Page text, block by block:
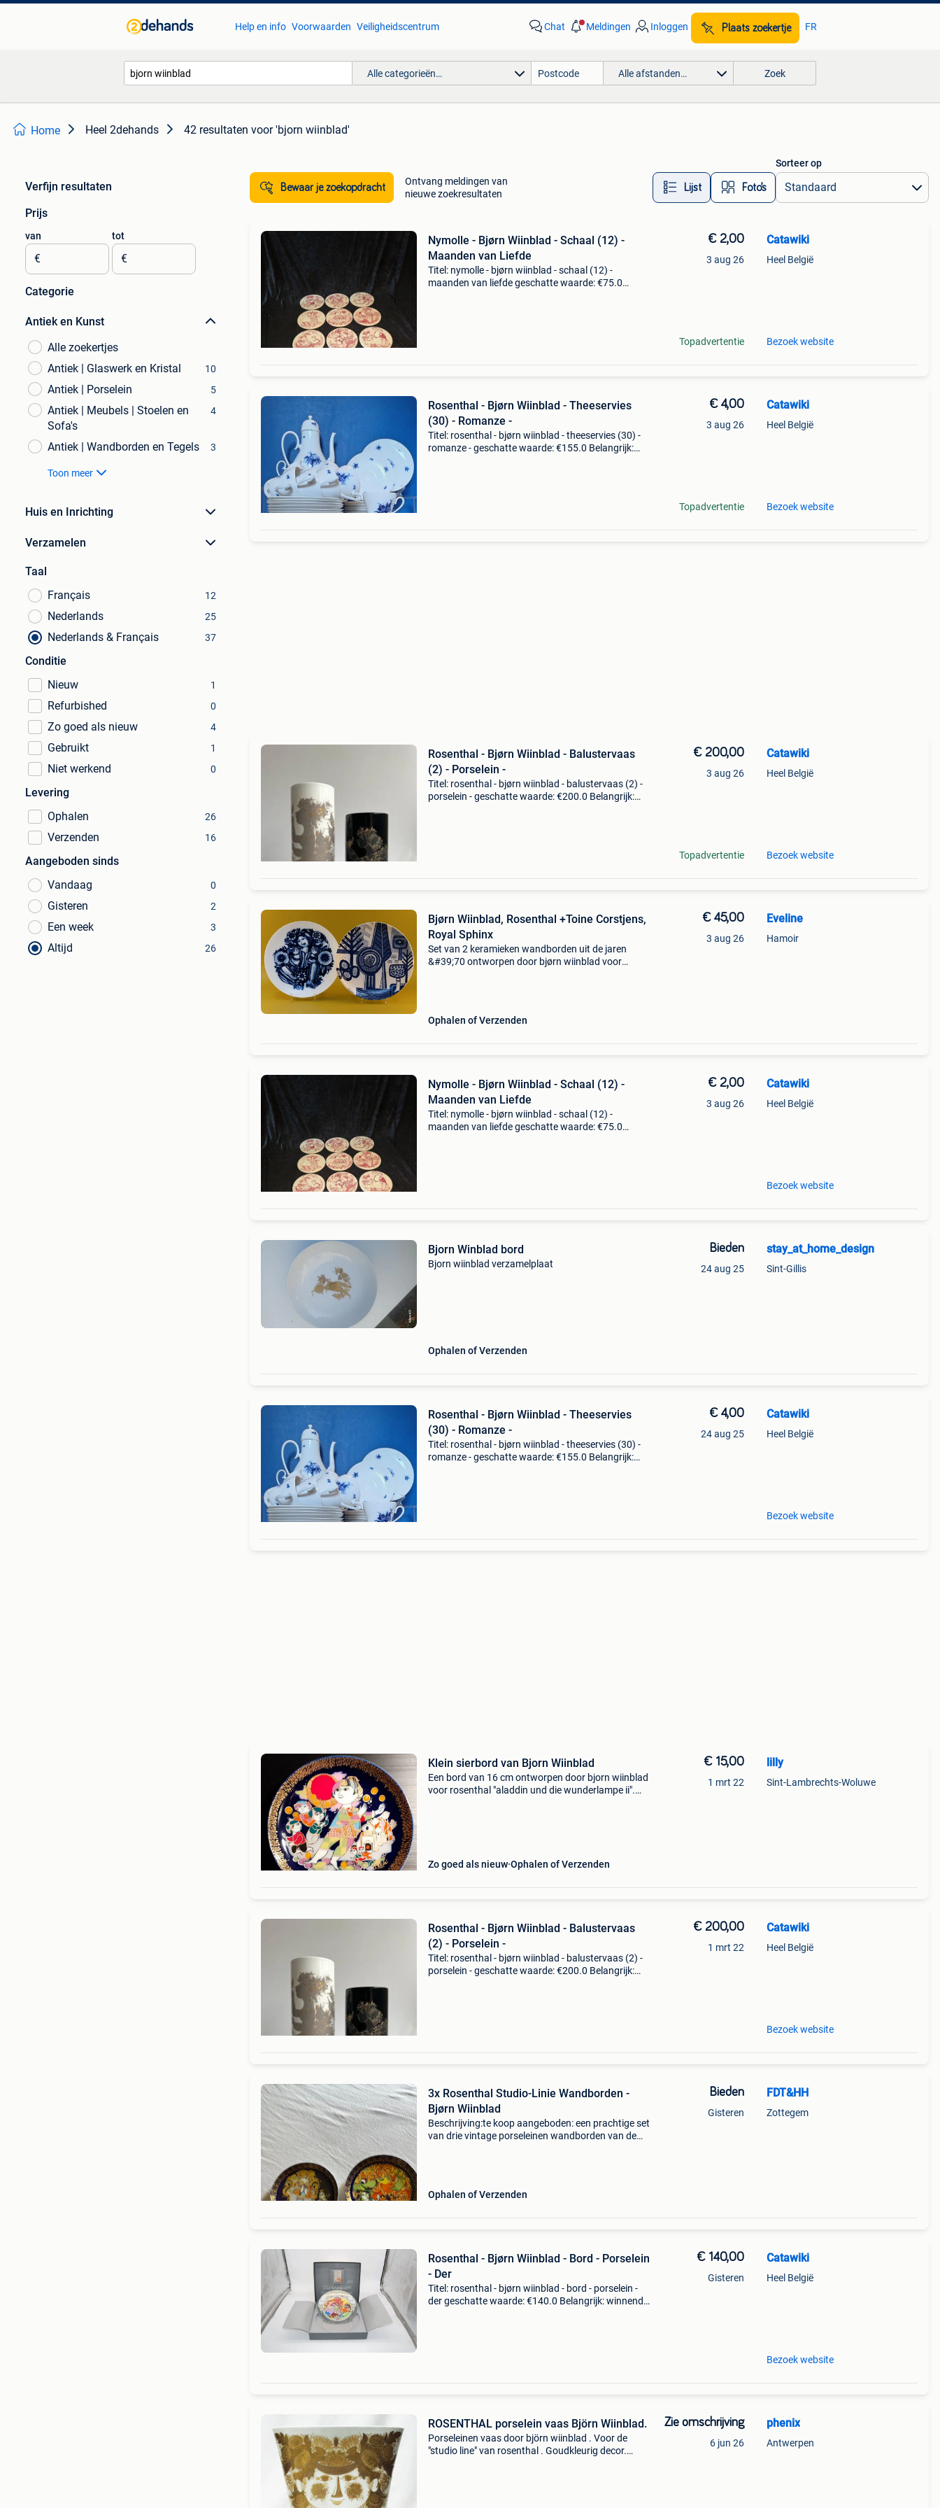
Help en info Voorwaarden Veiligheidscentrum Chat Meldingen Inloggen Plaats zoekertje FR
Alle categorieën… Alle afstanden… Zoek
Home Heel 2dehands 42 resultaten voor 'bjorn wiinblad'
Verfijn resultaten
Prijs
van
€
tot
€
Categorie
Antiek en Kunst
Alle zoekertjes
Antiek | Glaswerk en Kristal
10
Antiek | Porselein 5
Antiek | Meubels | Stoelen en
Sofa's
4
Antiek | Wandborden en Tegels 3
Toon meer
Huis en Inrichting
Verzamelen
Taal
Français
12
Nederlands 25
Nederlands & Français 37
Conditie
Nieuw
1
Refurbished 0
Zo goed als nieuw 4
Gebruikt 1
Niet werkend 0
Levering
Ophalen
26
Verzenden 16
Aangeboden sinds
Vandaag
0
Gisteren 2
Een week 3
Altijd 26
Bewaar je zoekopdracht
Ontvang meldingen van
nieuwe zoekresultaten
Lijst Foto’s
Sorteer op
Nymolle - Bjørn Wiinblad - Schaal (12) -
Maanden van Liefde
Titel: nymolle - bjørn wiinblad - schaal (12) -
maanden van liefde geschatte waarde: €75.0
€ 2,00
3 aug 26
Topadvertentie
Catawiki
Heel België
Bezoek website
Rosenthal - Bjørn Wiinblad - Theeservies
(30) - Romanze -
Titel: rosenthal - bjørn wiinblad - theeservies (30) -
romanze - geschatte waarde: €155.0 Belangrijk:
€ 4,00
3 aug 26
Topadvertentie
Catawiki
Heel België
Bezoek website
Rosenthal - Bjørn Wiinblad - Balustervaas
(2) - Porselein -
Titel: rosenthal - bjørn wiinblad - balustervaas (2) -
porselein - geschatte waarde: €200.0 Belangrijk:
€ 200,00
3 aug 26
Topadvertentie
Catawiki
Heel België
Bezoek website
Bjørn Wiinblad, Rosenthal +Toine Corstjens,
Royal Sphinx
Set van 2 keramieken wandborden uit de jaren
&#39;70 ontworpen door bjørn wiinblad voor
Ophalen of Verzenden
€ 45,00
3 aug 26
Eveline
Hamoir
Nymolle - Bjørn Wiinblad - Schaal (12) -
Maanden van Liefde
Titel: nymolle - bjørn wiinblad - schaal (12) -
maanden van liefde geschatte waarde: €75.0
€ 2,00
3 aug 26
Catawiki
Heel België
Bezoek website
Bjorn Winblad bord
Bjorn wiinblad verzamelplaat
Ophalen of Verzenden
Bieden
24 aug 25
stay_at_home_design
Sint-Gillis
Rosenthal - Bjørn Wiinblad - Theeservies
(30) - Romanze -
Titel: rosenthal - bjørn wiinblad - theeservies (30) -
romanze - geschatte waarde: €155.0 Belangrijk:
€ 4,00
24 aug 25
Catawiki
Heel België
Bezoek website
Klein sierbord van Bjorn Wiinblad
Een bord van 16 cm ontworpen door bjorn wiinblad
voor rosenthal "aladdin und die wunderlampe ii".
Zo goed als nieuw Ophalen of Verzenden
€ 15,00
1 mrt 22
lilly
Sint-Lambrechts-Woluwe
Rosenthal - Bjørn Wiinblad - Balustervaas
(2) - Porselein -
Titel: rosenthal - bjørn wiinblad - balustervaas (2) -
porselein - geschatte waarde: €200.0 Belangrijk:
€ 200,00
1 mrt 22
Catawiki
Heel België
Bezoek website
3x Rosenthal Studio-Linie Wandborden -
Bjørn Wiinblad
Beschrijving:te koop aangeboden: een prachtige set
van drie vintage porseleinen wandborden van de
Ophalen of Verzenden
Bieden
Gisteren
FDT&HH
Zottegem
Rosenthal - Bjørn Wiinblad - Bord - Porselein
- Der
Titel: rosenthal - bjørn wiinblad - bord - porselein -
der geschatte waarde: €140.0 Belangrijk: winnende
€ 140,00
Gisteren
Catawiki
Heel België
Bezoek website
ROSENTHAL porselein vaas Björn Wiinblad.
Porseleinen vaas door björn wiinblad . Voor de
"studio line" van rosenthal . Goudkleurig decor.
Zie omschrijving
6 jun 26
phenix
Antwerpen